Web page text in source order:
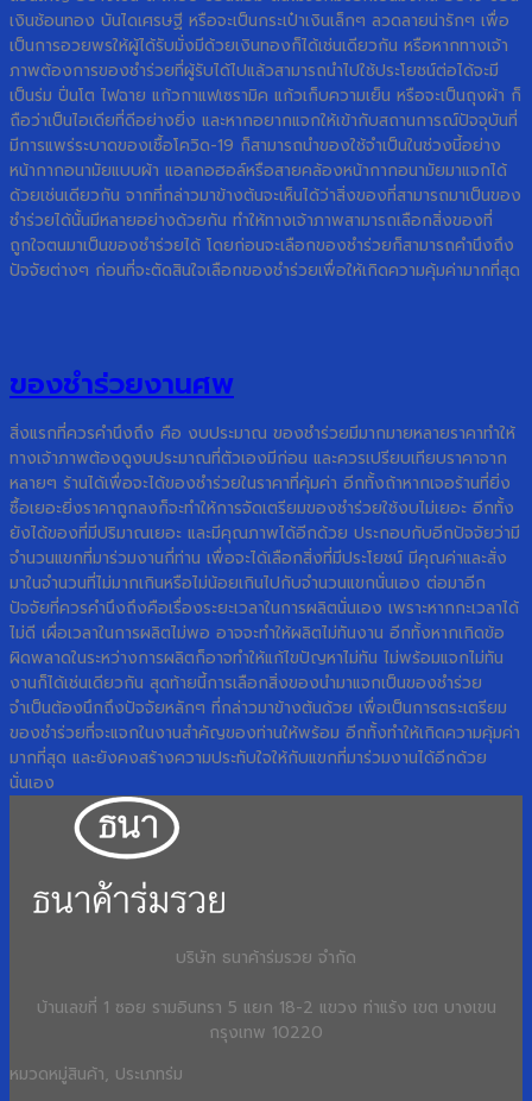
เงินช้อนทอง บันไดเศรษฐี หรือจะเป็นกระเป๋าเงินเล็กๆ ลวดลายน่ารักๆ เพื่อ
เป็นการอวยพรให้ผู้ได้รับมั่งมีด้วยเงินทองก็ได้เช่นเดียวกัน หรือหากทางเจ้า
ภาพต้องการของชำร่วยที่ผู้รับได้ไปแล้วสามารถนำไปใช้ประโยชน์ต่อได้จะมี
เป็นร่ม ปิ่นโต ไฟฉาย แก้วกาแฟเซรามิค แก้วเก็บความเย็น หรือจะเป็นถุงผ้า ก็
ถือว่าเป็นไอเดียที่ดีอย่างยิ่ง และหากอยากแจกให้เข้ากับสถานการณ์ปัจจุบันที่
มีการแพร่ระบาดของเชื้อโควิด-19 ก็สามารถนำของใช้จำเป็นในช่วงนี้อย่าง
หน้ากากอนามัยแบบผ้า แอลกอฮอล์หรือสายคล้องหน้ากากอนามัยมาแจกได้
ด้วยเช่นเดียวกัน จากที่กล่าวมาข้างต้นจะเห็นได้ว่าสิ่งของที่สามารถมาเป็นของ
ชำร่วยได้นั้นมีหลายอย่างด้วยกัน ทำให้ทางเจ้าภาพสามารถเลือกสิ่งของที่
ถูกใจตนมาเป็นของชำร่วยได้ โดยก่อนจะเลือกของชำร่วยก็สามารถคำนึงถึง
ปัจจัยต่างๆ ก่อนที่จะตัดสินใจเลือกของชำร่วยเพื่อให้เกิดความคุ้มค่ามากที่สุด
ของชำร่วยงานศพ
สิ่งแรกที่ควรคำนึงถึง คือ งบประมาณ ของชำร่วยมีมากมายหลายราคาทำให้
ทางเจ้าภาพต้องดูงบประมาณที่ตัวเองมีก่อน และควรเปรียบเทียบราคาจาก
หลายๆ ร้านได้เพื่อจะได้ของชำร่วยในราคาที่คุ้มค่า อีกทั้งถ้าหากเจอร้านที่ยิ่ง
ซื้อเยอะยิ่งราคาถูกลงก็จะทำให้การจัดเตรียมของชำร่วยใช้งบไม่เยอะ อีกทั้ง
ยังได้ของที่มีปริมาณเยอะ และมีคุณภาพได้อีกด้วย ประกอบกับอีกปัจจัยว่ามี
จำนวนแขกที่มาร่วมงานกี่ท่าน เพื่อจะได้เลือกสิ่งที่มีประโยชน์ มีคุณค่าและสั่ง
มาในจำนวนที่ไม่มากเกินหรือไม่น้อยเกินไปกับจำนวนแขกนั่นเอง ต่อมาอีก
ปัจจัยที่ควรคำนึงถึงคือเรื่องระยะเวลาในการผลิตนั่นเอง เพราะหากกะเวลาได้
ไม่ดี เผื่อเวลาในการผลิตไม่พอ อาจจะทำให้ผลิตไม่ทันงาน อีกทั้งหากเกิดข้อ
ผิดพลาดในระหว่างการผลิตก็อาจทำให้แก้ไขปัญหาไม่ทัน ไม่พร้อมแจกไม่ทัน
งานก็ได้เช่นเดียวกัน สุดท้ายนี้การเลือกสิ่งของนำมาแจกเป็นของชำร่วย
จำเป็นต้องนึกถึงปัจจัยหลักๆ ที่กล่าวมาข้างต้นด้วย เพื่อเป็นการตระเตรียม
ของชำร่วยที่จะแจกในงานสำคัญของท่านให้พร้อม อีกทั้งทำให้เกิดความคุ้มค่า
มากที่สุด และยังคงสร้างความประทับใจให้กับแขกที่มาร่วมงานได้อีกด้วย
นั่นเอง
บริษัท ธนาค้าร่มรวย จำกัด
บ้านเลขที่ 1 ซอย รามอินทรา 5 แยก 18-2 แขวง ท่าแร้ง เขต บางเขน
กรุงเทพ 10220
หมวดหมู่สินค้า, ประเภทร่ม